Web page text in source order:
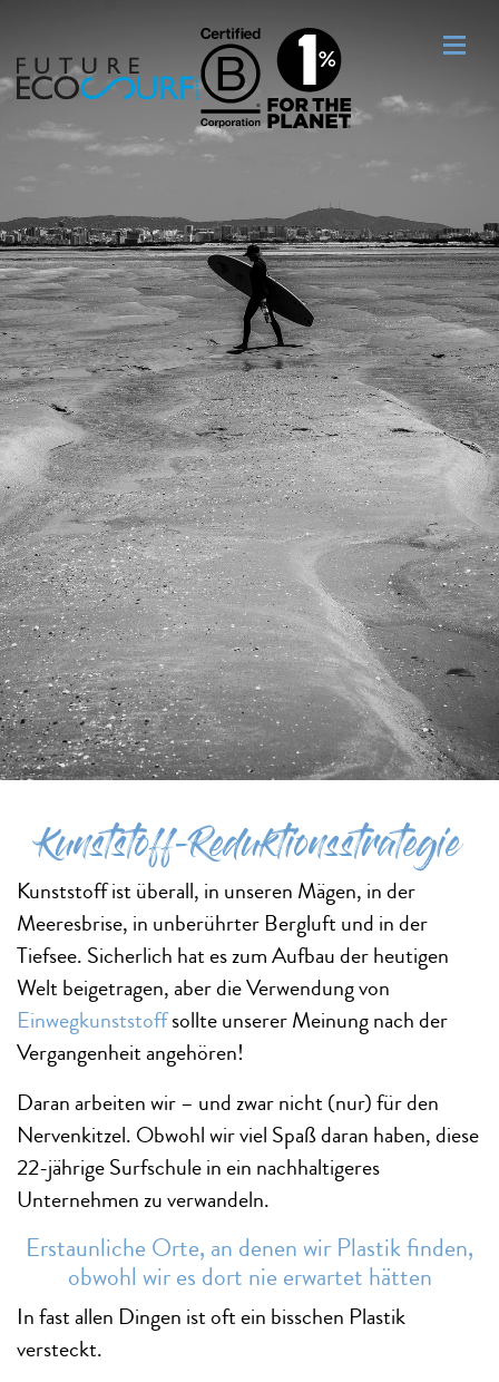
Kunststoff-Reduktionsstrategie
Kunststoff ist überall, in unseren Mägen, in der
Meeresbrise, in unberührter Bergluft und in der
Tiefsee. Sicherlich hat es zum Aufbau der heutigen
Welt beigetragen, aber die Verwendung von
Einwegkunststoffsollte unserer Meinung nach der
Vergangenheit angehören!
Daran arbeiten wir – und zwar nicht (nur) für den
Nervenkitzel. Obwohl wir viel Spaß daran haben, diese
22-jährige Surfschule in ein nachhaltigeres
Unternehmen zu verwandeln.
Erstaunliche Orte, an denen wir Plastik finden,
obwohl wir es dort nie erwartet hätten
In fast allen Dingen ist oft ein bisschen Plastik
versteckt.